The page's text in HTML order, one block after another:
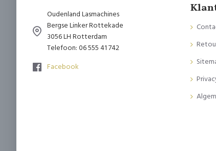
Oudenland Lasmachines
Bergse Linker Rottekade
3056 LH Rotterdam
Telefoon: 06 555 41 742
Facebook